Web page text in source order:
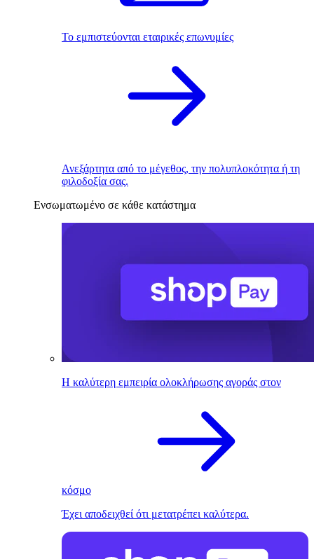
Το εμπιστεύονται εταιρικές επωνυμίες
Ανεξάρτητα από το μέγεθος, την πολυπλοκότητα ή τη
φιλοδοξία σας.
Ενσωματωμένο σε κάθε κατάστημα
Η καλύτερη εμπειρία ολοκλήρωσης αγοράς στον
κόσμο
Έχει αποδειχθεί ότι μετατρέπει καλύτερα.